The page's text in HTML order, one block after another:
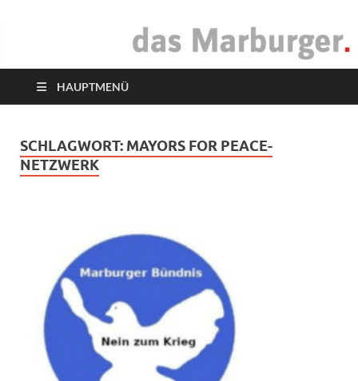
das Marburger.
HAUPTMENÜ
SCHLAGWORT: MAYORS FOR PEACE-
NETZWERK